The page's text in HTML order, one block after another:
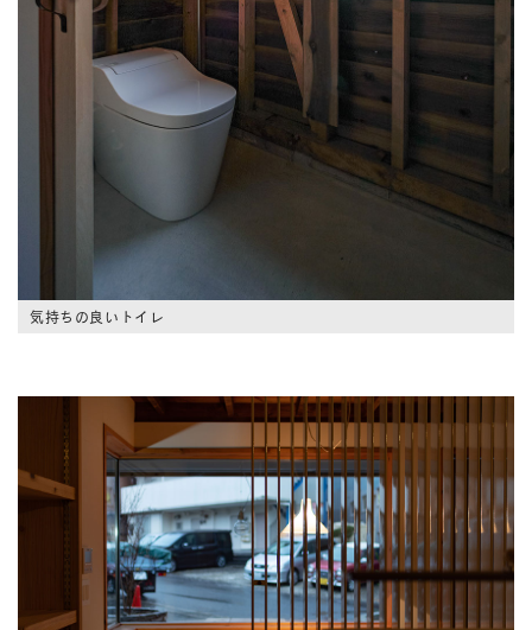
気持ちの良いトイレ